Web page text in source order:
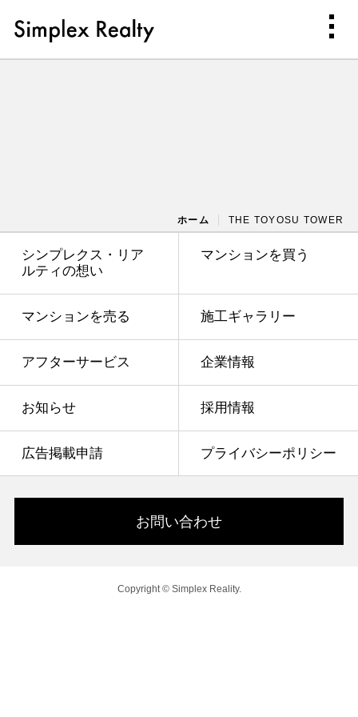
ホーム THE TOYOSU TOWER
シンプレクス・リア
ルティの想い
マンションを買う
マンションを売る 施工ギャラリー
アフターサービス 企業情報
お知らせ 採用情報
広告掲載申請 プライバシーポリシー
お問い合わせ
Copyright © Simplex Reality.